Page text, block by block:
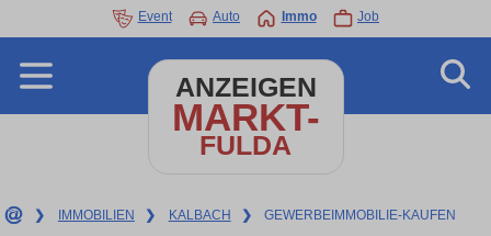
Event Auto Immo Job
ANZEIGEN
MARKT-
FULDA
❯ IMMOBILIEN ❯ KALBACH ❯ GEWERBEIMMOBILIE-KAUFEN